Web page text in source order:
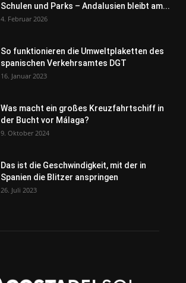
Schulen und Parks – Andalusien bleibt am...
4. Februar 2026
So funktionieren die Umweltplaketten des
spanischen Verkehrsamtes DGT
16. Januar 2023
Was macht ein großes Kreuzfahrtschiff in
der Bucht vor Málaga?
9. Oktober 2024
Das ist die Geschwindigkeit, mit der in
Spanien die Blitzer anspringen
26. Juli 2023